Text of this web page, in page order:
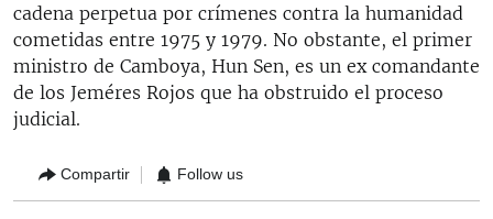
cadena perpetua por crímenes contra la humanidad
cometidas entre 1975 y 1979. No obstante, el primer
ministro de Camboya, Hun Sen, es un ex comandante
de los Jeméres Rojos que ha obstruido el proceso
judicial.
Compartir Follow us